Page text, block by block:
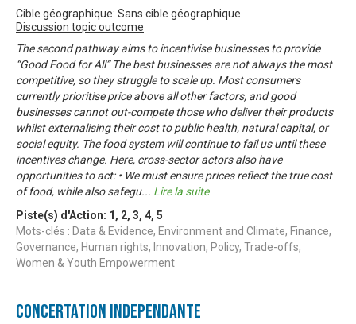
Cible géographique: Sans cible géographique
Discussion topic outcome
The second pathway aims to incentivise businesses to provide
“Good Food for All” The best businesses are not always the most
competitive, so they struggle to scale up. Most consumers
currently prioritise price above all other factors, and good
businesses cannot out-compete those who deliver their products
whilst externalising their cost to public health, natural capital, or
social equity. The food system will continue to fail us until these
incentives change. Here, cross-sector actors also have
opportunities to act: • We must ensure prices reflect the true cost
of food, while also safegu... Lire la suite
Piste(s) d'Action: 1 , 2, 3, 4, 5
Mots-clés : Data & Evidence, Environment and Climate, Finance,
Governance, Human rights, Innovation, Policy, Trade-offs,
Women & Youth Empowerment
Concertation Indépendante